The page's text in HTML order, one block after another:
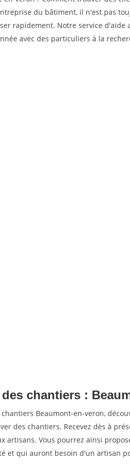
du bâtiment, il n'est pas
rapidement. Notre service d'aide
avec des particuliers à la
chantiers :
Beaumont-en-veron,
des chantiers. Recevez dès à
artisans. Vous pourrez ainsi
et qui auront besoin d'un artisan